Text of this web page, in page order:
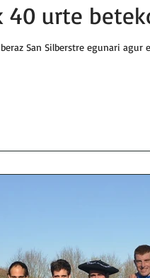
40 urte
San Silberstre egunari agur